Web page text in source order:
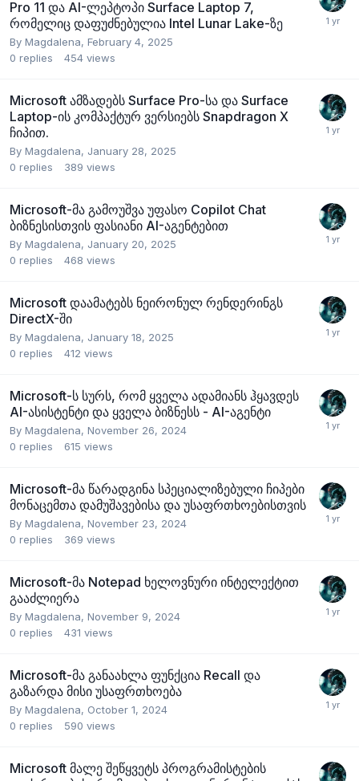
Pro 11 და AI-ლეპტოპი Surface Laptop 7,
რომელიც დაფუძნებულია Intel Lunar Lake-ზე
By Magdalena, February 4, 2025
0 replies 454 views
Microsoft ამზადებს Surface Pro-სა და Surface
Laptop-ის კომპაქტურ ვერსიებს Snapdragon X
ჩიპით.
By Magdalena, January 28, 2025
0 replies 389 views
Microsoft-მა გამოუშვა უფასო Copilot Chat
ბიზნესისთვის ფასიანი AI-აგენტებით
By Magdalena, January 20, 2025
0 replies 468 views
Microsoft დაამატებს ნეირონულ რენდერინგს
DirectX-ში
By Magdalena, January 18, 2025
0 replies 412 views
Microsoft-ს სურს, რომ ყველა ადამიანს ჰყავდეს
AI-ასისტენტი და ყველა ბიზნესს - AI-აგენტი
By Magdalena, November 26, 2024
0 replies 615 views
Microsoft-მა წარადგინა სპეციალიზებული ჩიპები
მონაცემთა დამუშავებისა და უსაფრთხოებისთვის
By Magdalena, November 23, 2024
0 replies 369 views
Microsoft-მა Notepad ხელოვნური ინტელექტით
გააძლიერა
By Magdalena, November 9, 2024
0 replies 431 views
Microsoft-მა განაახლა ფუნქცია Recall და
გაზარდა მისი უსაფრთხოება
By Magdalena, October 1, 2024
0 replies 590 views
Microsoft მალე შეწყვეტს პროგრამისტების